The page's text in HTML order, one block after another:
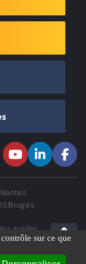
sur ce que
Youtubesur LinkedIn
nous sur
Bruges
guides